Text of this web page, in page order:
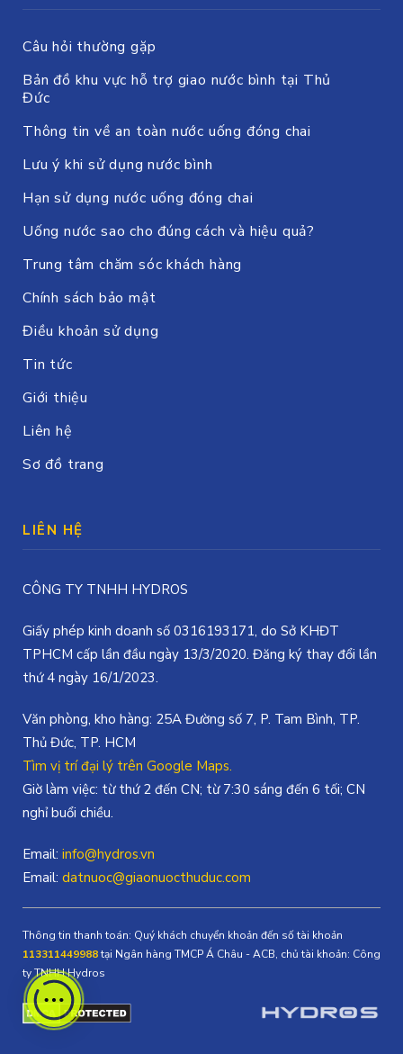
Câu hỏi thường gặp
Bản đồ khu vực hỗ trợ giao nước bình tại Thủ
Đức
Thông tin về an toàn nước uống đóng chai
Lưu ý khi sử dụng nước bình
Hạn sử dụng nước uống đóng chai
Uống nước sao cho đúng cách và hiệu quả?
Trung tâm chăm sóc khách hàng
Chính sách bảo mật
Điều khoản sử dụng
Tin tức
Giới thiệu
Liên hệ
Sơ đồ trang
LIÊN HỆ
CÔNG TY TNHH HYDROS
Giấy phép kinh doanh số 0316193171, do Sở KHĐT
TPHCM cấp lần đầu ngày 13/3/2020. Đăng ký thay đổi lần
thứ 4 ngày 16/1/2023.
Văn phòng, kho hàng: 25A Đường số 7, P. Tam Bình, TP.
Thủ Đức, TP. HCM
Tìm vị trí đại lý trên Google Maps.
Giờ làm việc: từ thứ 2 đến CN; từ 7:30 sáng đến 6 tối; CN
nghỉ buổi chiều.
Email: info@hydros.vn
Email: datnuoc@giaonuocthuduc.com
Thông tin thanh toán: Quý khách chuyển khoản đến số tài khoản
113311449988tại Ngân hàng TMCP Á Châu - ACB, chủ tài khoản: Công
ty TNHH Hydros